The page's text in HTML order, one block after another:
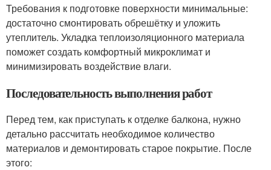
Требования к подготовке поверхности минимальные:
достаточно смонтировать обрешётку и уложить
утеплитель. Укладка теплоизоляционного материала
поможет создать комфортный микроклимат и
минимизировать воздействие влаги.
Последовательность выполнения работ
Перед тем, как приступать к отделке балкона, нужно
детально рассчитать необходимое количество
материалов и демонтировать старое покрытие. После
этого: